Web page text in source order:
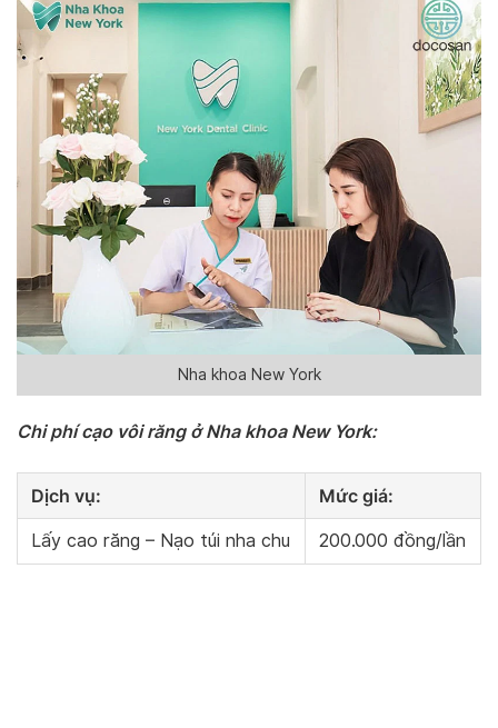
Nha khoa New York
Chi phí cạo vôi răng ở Nha khoa New York:
Dịch vụ: Mức giá:
Lấy cao răng – Nạo túi nha chu 200.000 đồng/lần